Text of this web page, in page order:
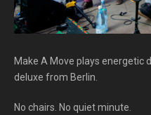
Make A Move plays energetic
deluxe from Berlin.
No chairs. No quiet minute.